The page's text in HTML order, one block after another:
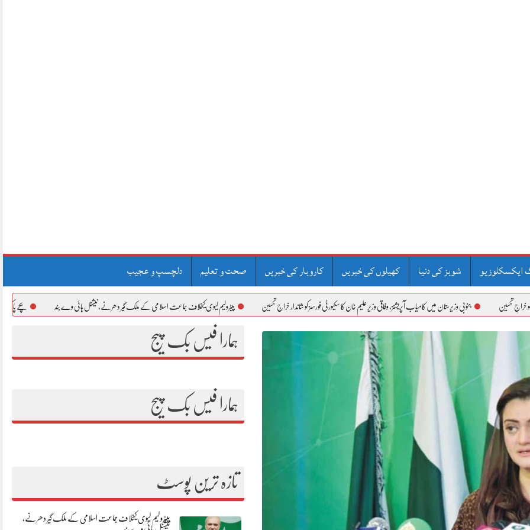
ایکسکلوزیو شوبز کی دنیا کھیلوں کی خبریں کاروبار کی خبریں صحت و تعلیم دلچسپ و عجیب
وزیرستان میں کامیاب آپریشنز، وفاقی وزیر علیم خان کا سکیورٹی فورسز کو شاندار خراج تحسین پیٹرولیم لیوی کیخلاف جماعت اسلامی کے ملک گیر دھرنے، نیشنل ہائی وے بند بچے پاکستان کا روشن مستقبل اور قوم کا
ہمارا فیس بک پیج
ہمارا فیس بک پیج
تازہ ترین پوسٹ
پیٹرولیم لیوی کیخلاف جماعت اسلامی کے ملک گیر دھرنے،